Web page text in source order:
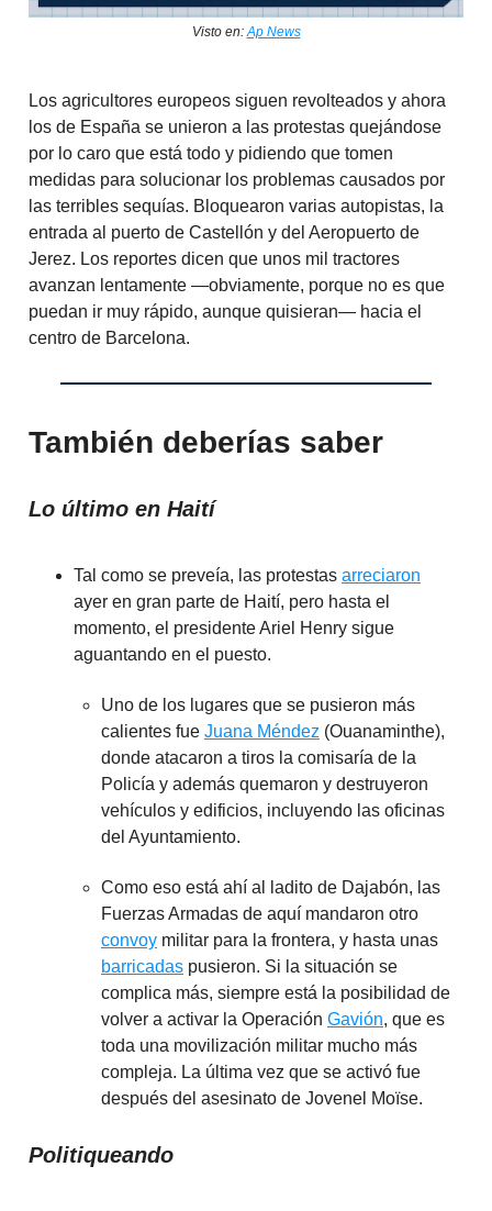
Visto en:Ap News
Los agricultores europeos siguen revolteados y ahora
los de España se unieron a las protestas quejándose
por lo caro que está todo y pidiendo que tomen
medidas para solucionar los problemas causados por
las terribles sequías. Bloquearon varias autopistas, la
entrada al puerto de Castellón y del Aeropuerto de
Jerez. Los reportes dicen que unos mil tractores
avanzan lentamente —obviamente, porque no es que
puedan ir muy rápido, aunque quisieran— hacia el
centro de Barcelona.
También deberías saber
Lo último en Haití
Tal como se preveía, las protestas arreciaron
ayer en gran parte de Haití, pero hasta el
momento, el presidente Ariel Henry sigue
aguantando en el puesto.
Uno de los lugares que se pusieron más
calientes fue Juana Méndez (Ouanaminthe),
donde atacaron a tiros la comisaría de la
Policía y además quemaron y destruyeron
vehículos y edificios, incluyendo las oficinas
del Ayuntamiento.
Como eso está ahí al ladito de Dajabón, las
Fuerzas Armadas de aquí mandaron otro
convoy militar para la frontera, y hasta unas
barricadas pusieron. Si la situación se
complica más, siempre está la posibilidad de
volver a activar la Operación Gavión, que es
toda una movilización militar mucho más
compleja. La última vez que se activó fue
después del asesinato de Jovenel Moïse.
Politiqueando